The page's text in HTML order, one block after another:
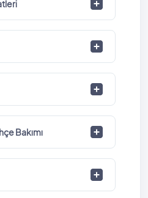
Bakımı